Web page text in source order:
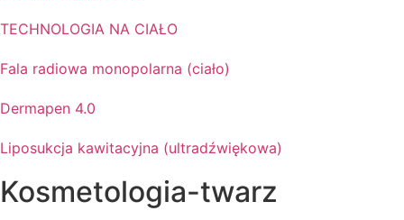
TECHNOLOGIA NA CIAŁO
Fala radiowa monopolarna (ciało)
Dermapen 4.0
Liposukcja kawitacyjna (ultradźwiękowa)
Kosmetologia-twarz